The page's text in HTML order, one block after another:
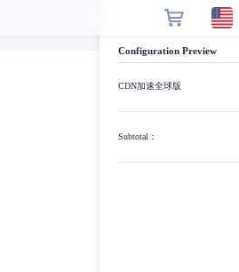
Configuration Preview
CDN加速全球版
Subtotal：